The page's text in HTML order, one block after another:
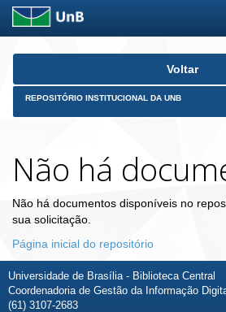
Skip
Voltar
REPOSITÓRIO INSTITUCIONAL DA UNB
Não há
Não há documentos disponíveis no
sua solicitação.
Página inicial do repositório
Universidade de Brasília - Biblioteca Central
Coordenadoria de Gestão da Informação
(61) 3107-2683